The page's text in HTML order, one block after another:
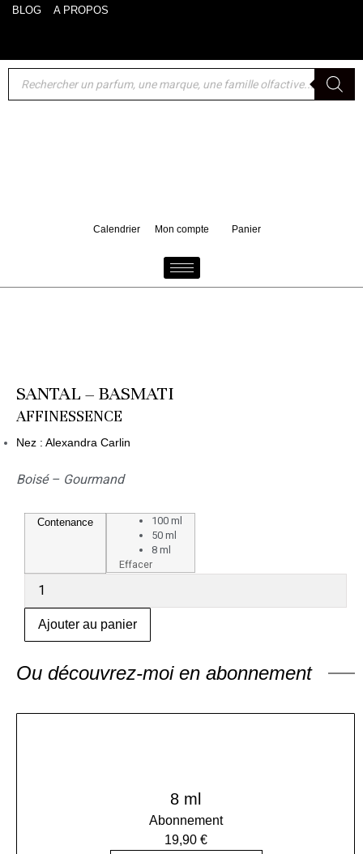
BLOG A PROPOS
Calendrier Mon compte Panier
SANTAL – BASMATI
AFFINESSENCE
Nez : Alexandra Carlin
Boisé – Gourmand
Contenance
100 ml
50 ml
8 ml
Effacer
Ajouter au panier
Ou découvrez-moi en abonnement
8 ml
Abonnement
19,90 €